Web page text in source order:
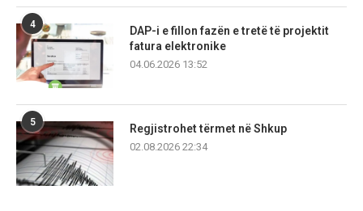
4
DAP-i e fillon fazën e tretë të projektit
fatura elektronike
04.06.2026 13:52
5
Regjistrohet tërmet në Shkup
02.08.2026 22:34